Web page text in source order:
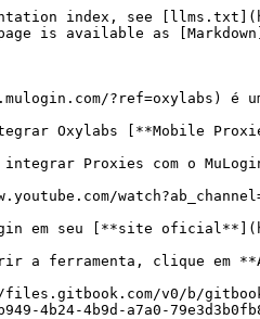
index, see
is available as
?ref=oxylabs) é
Oxylabs [**Mobile
integrar Proxies com o
em seu [**site
a ferramenta, clique em
v0/b/gitbook-x-
4b24-4b9d-a7a0-